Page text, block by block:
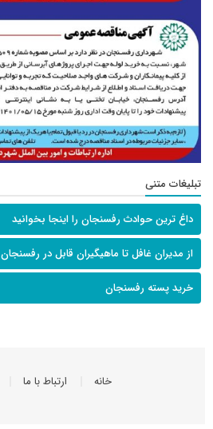
تبلیغات متنی
داغ ترین حوادث رفسنجان را اینجا بخوانید
از مدیران غافل تا ماهیگیران قابل در رفسنجان
خرید پسته رفسنجان
خانه ارتباط با ما